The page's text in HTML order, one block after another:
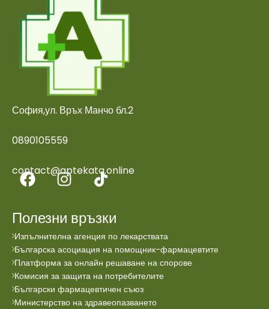
София,ул. Връх Манчо бл.2
0890105559
contact@aptekata.online
Полезни връзки
Изпълнителна агенция по лекарствата
Българска асоциация на помощник-фармацевтите
Платформа за онлайн решаване на спорове
Комисия за защита на потребителите
Български фармацевтичен съюз
Министерство на здравеопазването